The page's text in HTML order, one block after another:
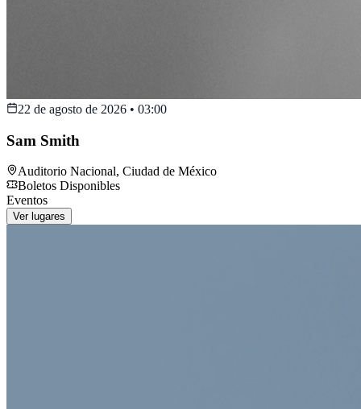
22 de agosto de 2026 • 03:00
Sam Smith
Auditorio Nacional, Ciudad de México
Boletos Disponibles
Eventos
Ver lugares